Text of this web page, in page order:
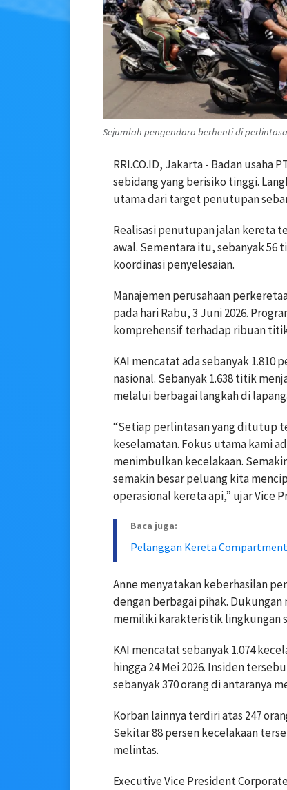
Sejumlah pengendara berhenti di
RRI.CO.ID, Jakarta - Badan
sebidang yang berisiko tinggi.
utama dari target penutupan
Realisasi penutupan jalan kereta
awal. Sementara itu, sebanyak 56
koordinasi penyelesaian.
Manajemen perusahaan
pada hari Rabu, 3 Juni 2026.
komprehensif terhadap ribuan
KAI mencatat ada sebanyak
nasional. Sebanyak 1.638 titik
melalui berbagai langkah di
“Setiap perlintasan yang ditutup
keselamatan. Fokus utama kami
menimbulkan kecelakaan.
semakin besar peluang kita
operasional kereta api,” ujar Vice
Baca juga:
Pelanggan Kereta
Anne menyatakan keberhasilan
dengan berbagai pihak.
memiliki karakteristik lingkungan
KAI mencatat sebanyak 1.074
hingga 24 Mei 2026. Insiden
sebanyak 370 orang di antaranya
Korban lainnya terdiri atas 247
Sekitar 88 persen kecelakaan
melintas.
Executive Vice President